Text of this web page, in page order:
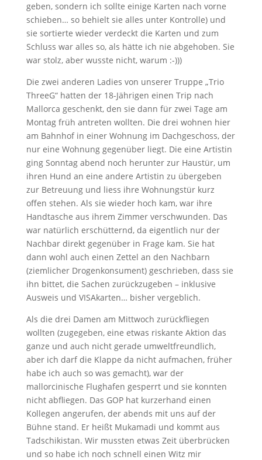
geben, sondern ich sollte einige Karten nach vorne
schieben… so behielt sie alles unter Kontrolle) und
sie sortierte wieder verdeckt die Karten und zum
Schluss war alles so, als hätte ich nie abgehoben. Sie
war stolz, aber wusste nicht, warum :-)))
Die zwei anderen Ladies von unserer Truppe „Trio
ThreeG“ hatten der 18-Jährigen einen Trip nach
Mallorca geschenkt, den sie dann für zwei Tage am
Montag früh antreten wollten. Die drei wohnen hier
am Bahnhof in einer Wohnung im Dachgeschoss, der
nur eine Wohnung gegenüber liegt. Die eine Artistin
ging Sonntag abend noch herunter zur Haustür, um
ihren Hund an eine andere Artistin zu übergeben
zur Betreuung und liess ihre Wohnungstür kurz
offen stehen. Als sie wieder hoch kam, war ihre
Handtasche aus ihrem Zimmer verschwunden. Das
war natürlich erschütternd, da eigentlich nur der
Nachbar direkt gegenüber in Frage kam. Sie hat
dann wohl auch einen Zettel an den Nachbarn
(ziemlicher Drogenkonsument) geschrieben, dass sie
ihn bittet, die Sachen zurückzugeben – inklusive
Ausweis und VISAkarten… bisher vergeblich.
Als die drei Damen am Mittwoch zurückfliegen
wollten (zugegeben, eine etwas riskante Aktion das
ganze und auch nicht gerade umweltfreundlich,
aber ich darf die Klappe da nicht aufmachen, früher
habe ich auch so was gemacht), war der
mallorcinische Flughafen gesperrt und sie konnten
nicht abfliegen. Das GOP hat kurzerhand einen
Kollegen angerufen, der abends mit uns auf der
Bühne stand. Er heißt Mukamadi und kommt aus
Tadschikistan. Wir mussten etwas Zeit überbrücken
und so habe ich noch schnell einen Witz mir